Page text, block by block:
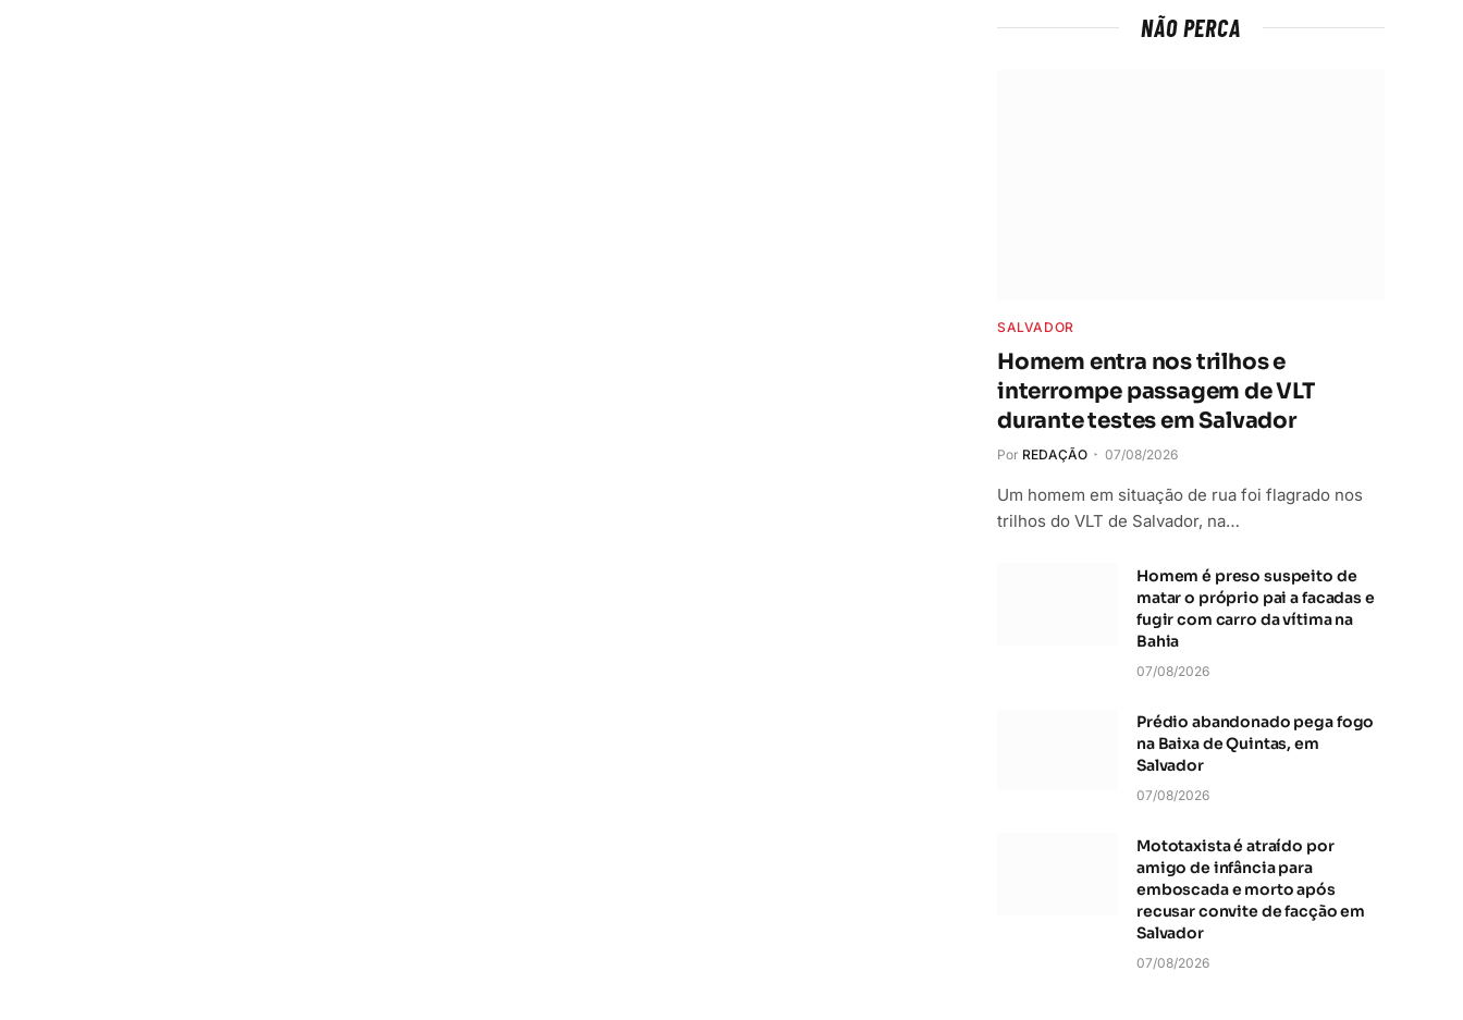
NÃO PERCA
SALVADOR
Homem entra nos trilhos e
interrompe passagem de VLT
durante testes em Salvador
Por REDAÇÃO 07/08/2026
Um homem em situação de rua foi flagrado nos
trilhos do VLT de Salvador, na…
Homem é preso suspeito de
matar o próprio pai a facadas e
fugir com carro da vítima na
Bahia
07/08/2026
Prédio abandonado pega fogo
na Baixa de Quintas, em
Salvador
07/08/2026
Mototaxista é atraído por
amigo de infância para
emboscada e morto após
recusar convite de facção em
Salvador
07/08/2026